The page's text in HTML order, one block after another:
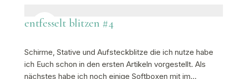
entfesselt blitzen #4
Schirme, Stative und Aufsteckblitze die ich nutze habe
ich Euch schon in den ersten Artikeln vorgestellt. Als
nächstes habe ich noch einige Softboxen mit im…